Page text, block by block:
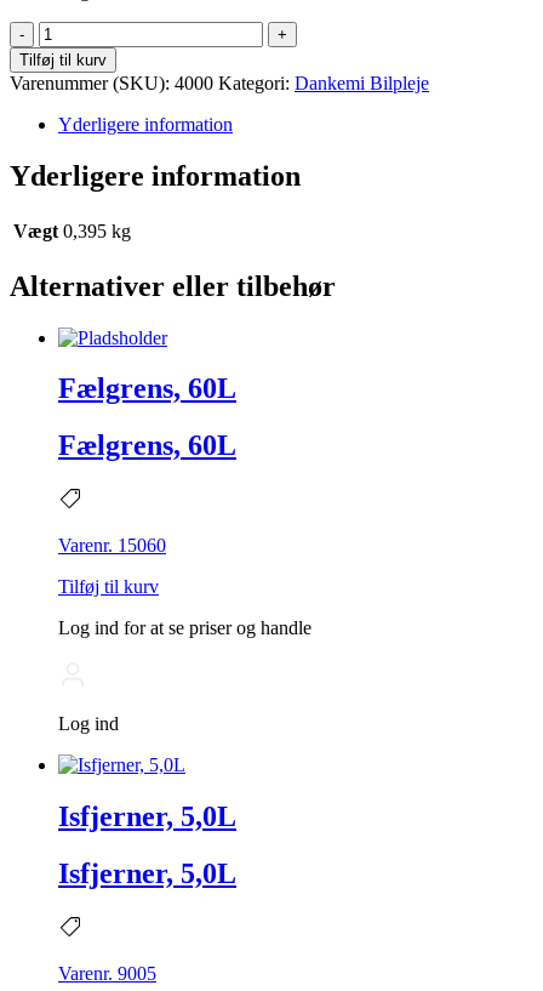
-
Karburatorvæske,
0,5L
antal
+
Tilføj til kurv
Varenummer (SKU): 4000 Kategori: Dankemi Bilpleje
Yderligere information
Yderligere information
Vægt 0,395 kg
Alternativer eller tilbehør
Fælgrens, 60L
Fælgrens, 60L
Varenr. 15060
Tilføj til kurv
Log ind for at se priser og handle
Log ind
Isfjerner, 5,0L
Isfjerner, 5,0L
Varenr. 9005